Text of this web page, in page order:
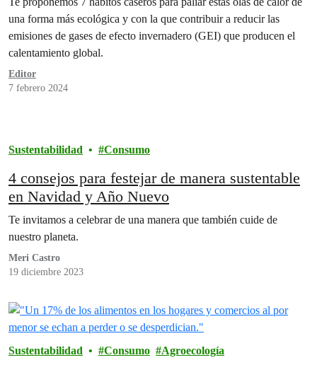
una forma más ecológica y con la que contribuir a reducir las
emisiones de gases de efecto invernadero (GEI) que producen el
calentamiento global.
Editor
7 febrero 2024
Sustentabilidad Consumo
4 consejos para festejar de manera sustentable
en Navidad y Año Nuevo
Te invitamos a celebrar de una manera que también cuide de
nuestro planeta.
Meri Castro
19 diciembre 2023
Sustentabilidad Consumo Agroecología